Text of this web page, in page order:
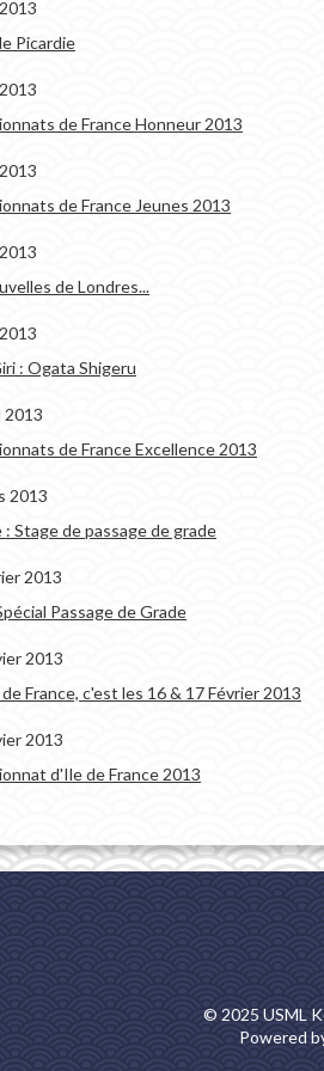
Picardie
de France Honneur 2013
de France Jeunes 2013
de Londres...
: Ogata Shigeru
2013
de France Excellence 2013
2013
Stage de passage de grade
2013
Passage de Grade
2013
France, c'est les 16 & 17 Février 2013
2013
d'Ile de France 2013
© 2025 USML
Powered